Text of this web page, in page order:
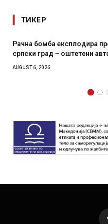
ТИКЕР
Рачна бомба експлодира
српски град – оштетени
AUGUST 6, 2026